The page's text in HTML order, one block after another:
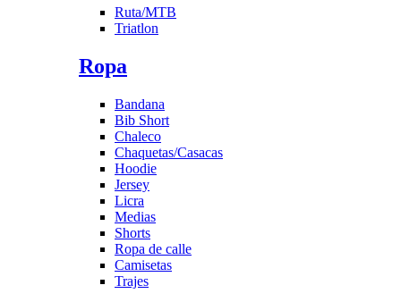
Ruta/MTB
Triatlon
Ropa
Bandana
Bib Short
Chaleco
Chaquetas/Casacas
Hoodie
Jersey
Licra
Medias
Shorts
Ropa de calle
Camisetas
Trajes